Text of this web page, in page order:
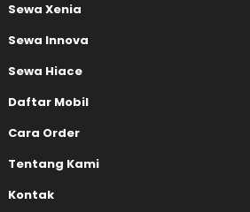
Sewa Xenia
Sewa Innova
Sewa Hiace
Daftar Mobil
Cara Order
Tentang Kami
Kontak